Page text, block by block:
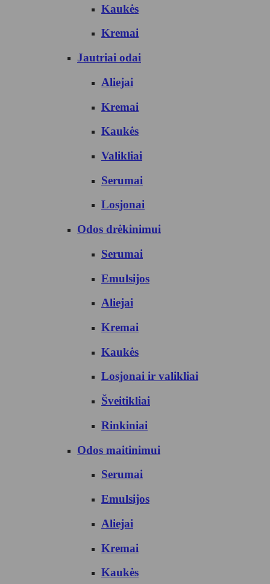
Kaukės
Kremai
Jautriai odai
Aliejai
Kremai
Kaukės
Valikliai
Serumai
Losjonai
Odos drėkinimui
Serumai
Emulsijos
Aliejai
Kremai
Kaukės
Losjonai ir valikliai
Šveitikliai
Rinkiniai
Odos maitinimui
Serumai
Emulsijos
Aliejai
Kremai
Kaukės